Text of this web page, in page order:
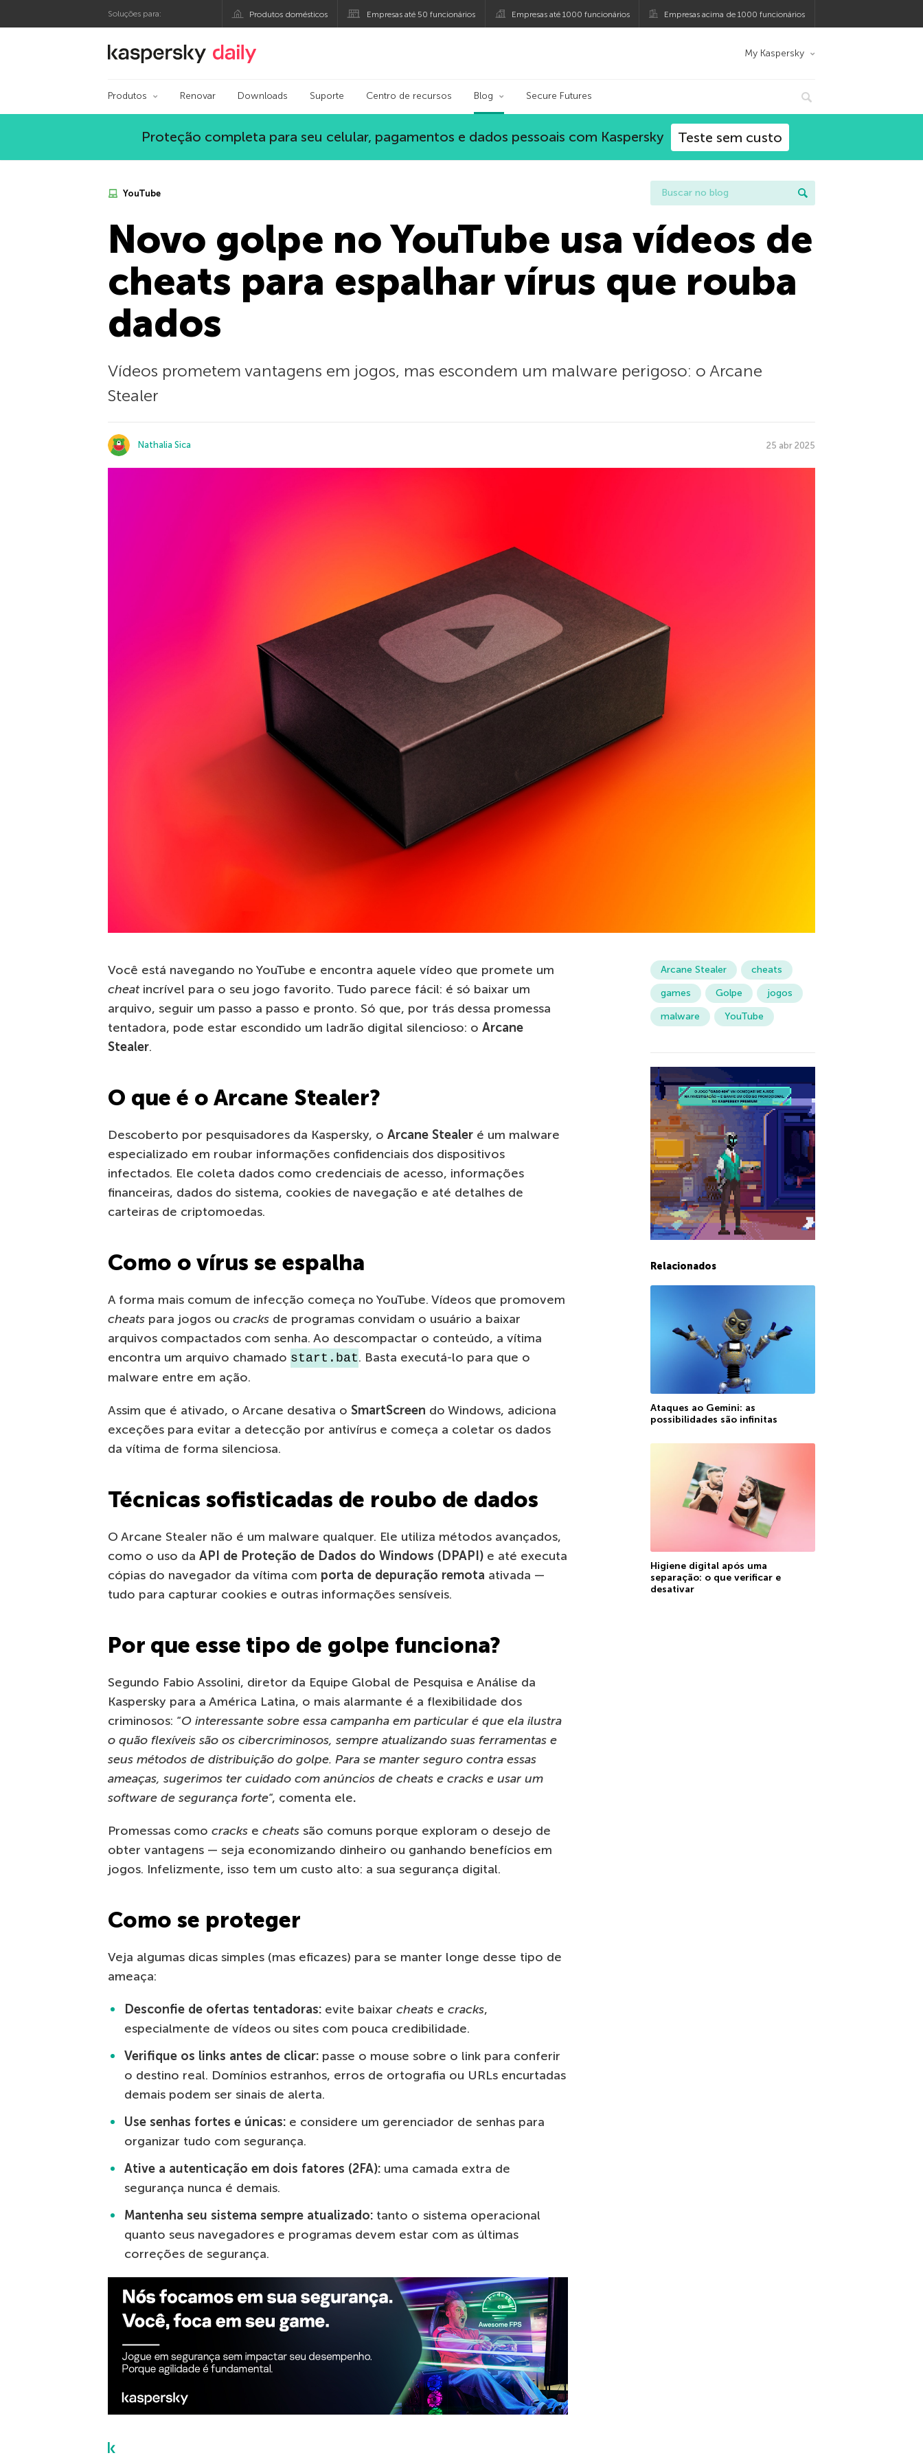
Soluções para: Produtos domésticos Empresas até 50 funcionários Empresas até 1000 funcionários Empresas acima de 1000 funcionários
Blog oficial da Kaspersky My Kaspersky
Produtos Renovar Downloads Suporte Centro de recursos Blog Secure Futures
Proteção completa para seu celular, pagamentos e dados pessoais com Kaspersky Teste sem custo
YouTube
Novo golpe no YouTube usa vídeos de
cheats para espalhar vírus que rouba
dados
Vídeos prometem vantagens em jogos, mas escondem um malware perigoso: o Arcane
Stealer
Nathalia Sica 25 abr 2025
Você está navegando no YouTube e encontra aquele vídeo que promete um
cheatincrível para o seu jogo favorito. Tudo parece fácil: é só baixar um
arquivo, seguir um passo a passo e pronto. Só que, por trás dessa promessa
tentadora, pode estar escondido um ladrão digital silencioso: o Arcane
Stealer.
O que é o Arcane Stealer?
Descoberto por pesquisadores da Kaspersky, o Arcane Stealer é um malware
especializado em roubar informações confidenciais dos dispositivos
infectados. Ele coleta dados como credenciais de acesso, informações
financeiras, dados do sistema, cookies de navegação e até detalhes de
carteiras de criptomoedas.
Como o vírus se espalha
A forma mais comum de infecção começa no YouTube. Vídeos que promovem
cheats para jogos ou cracks de programas convidam o usuário a baixar
arquivos compactados com senha. Ao descompactar o conteúdo, a vítima
encontra um arquivo chamado start.bat. Basta executá-lo para que o
malware entre em ação.
Assim que é ativado, o Arcane desativa o SmartScreen do Windows, adiciona
exceções para evitar a detecção por antivírus e começa a coletar os dados
da vítima de forma silenciosa.
Técnicas sofisticadas de roubo de dados
O Arcane Stealer não é um malware qualquer. Ele utiliza métodos avançados,
como o uso da API de Proteção de Dados do Windows (DPAPI) e até executa
cópias do navegador da vítima com porta de depuração remota ativada —
tudo para capturar cookies e outras informações sensíveis.
Por que esse tipo de golpe funciona?
Segundo Fabio Assolini, diretor da Equipe Global de Pesquisa e Análise da
Kaspersky para a América Latina, o mais alarmante é a flexibilidade dos
criminosos: “O interessante sobre essa campanha em particular é que ela ilustra
o quão flexíveis são os cibercriminosos, sempre atualizando suas ferramentas e
seus métodos de distribuição do golpe. Para se manter seguro contra essas
ameaças, sugerimos ter cuidado com anúncios de cheats e cracks e usar um
software de segurança forte“, comenta ele.
Promessas como cracks e cheats são comuns porque exploram o desejo de
obter vantagens — seja economizando dinheiro ou ganhando benefícios em
jogos. Infelizmente, isso tem um custo alto: a sua segurança digital.
Como se proteger
Veja algumas dicas simples (mas eficazes) para se manter longe desse tipo de
ameaça:
Desconfie de ofertas tentadoras: evite baixar cheats e cracks,
especialmente de vídeos ou sites com pouca credibilidade.
Verifique os links antes de clicar: passe o mouse sobre o link para conferir
o destino real. Domínios estranhos, erros de ortografia ou URLs encurtadas
demais podem ser sinais de alerta.
Use senhas fortes e únicas: e considere um gerenciador de senhas para
organizar tudo com segurança.
Ative a autenticação em dois fatores (2FA): uma camada extra de
segurança nunca é demais.
Mantenha seu sistema sempre atualizado: tanto o sistema operacional
quanto seus navegadores e programas devem estar com as últimas
correções de segurança.
Arcane Stealer
cheats
games
Golpe
jogos
malware
YouTube
Relacionados
Ataques ao Gemini: as
possibilidades são infinitas
Higiene digital após uma
separação: o que verificar e
desativar